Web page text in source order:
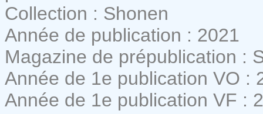
Collection : Shonen
Année de publication : 2021
Magazine de prépublication :
Année de 1e publication VO :
Année de 1e publication VF :